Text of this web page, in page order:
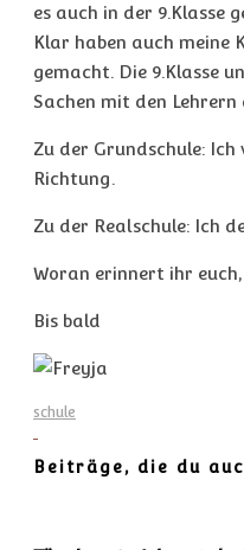
es auch in der 9.Klasse
Klar haben auch meine
gemacht. Die 9.Klasse
Sachen mit den
Zu der Grundschule:
Richtung.
Zu der Realschule: Ich
Woran erinnert ihr
Bis bald
schule
Beiträge, die du